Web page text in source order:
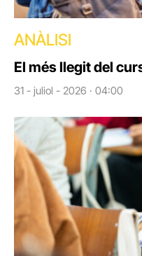
ANÀLISI
El més llegit del
31 - juliol - 2026 · 04:00